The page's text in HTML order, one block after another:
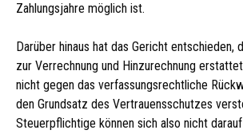
Zahlungsjahre möglich ist.
Darüber hinaus hat das Gericht entschieden,
zur Verrechnung und Hinzurechnung
nicht gegen das verfassungsrechtliche
den Grundsatz des Vertrauensschutzes
Steuerpflichtige können sich also nicht